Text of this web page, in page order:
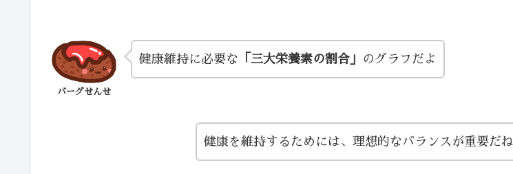
バーグせんせ
健康維持に必要な 「三大栄養素の割合」 のグラフだよ
健康を維持するためには、理想的なバランスが重要だね